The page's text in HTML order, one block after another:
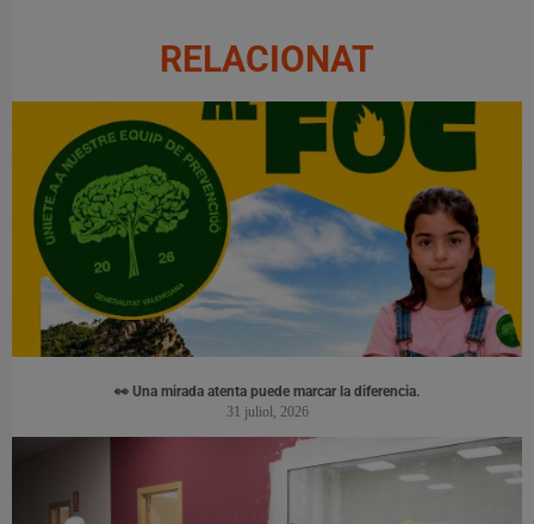
RELACIONAT
👀 Una mirada atenta puede marcar la diferencia.
31 juliol, 2026